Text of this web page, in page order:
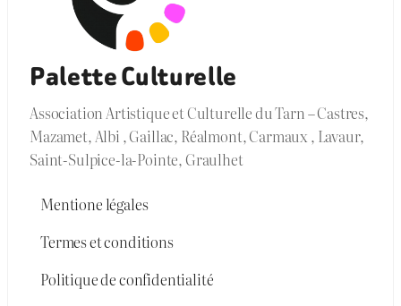
Palette Culturelle
Association Artistique et Culturelle du Tarn – Castres,
Mazamet, Albi , Gaillac, Réalmont, Carmaux , Lavaur,
Saint-Sulpice-la-Pointe, Graulhet
Mentione légales
Termes et conditions
Politique de confidentialité